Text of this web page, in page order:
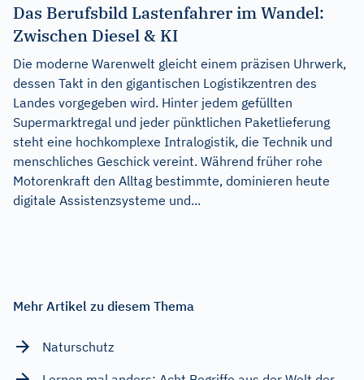
Das Berufsbild Lastenfahrer im Wandel:
Zwischen Diesel & KI
Die moderne Warenwelt gleicht einem präzisen Uhrwerk,
dessen Takt in den gigantischen Logistikzentren des
Landes vorgegeben wird. Hinter jedem gefüllten
Supermarktregal und jeder pünktlichen Paketlieferung
steht eine hochkomplexe Intralogistik, die Technik und
menschliches Geschick vereint. Während früher rohe
Motorenkraft den Alltag bestimmte, dominieren heute
digitale Assistenzsysteme und...
Mehr Artikel zu diesem Thema
Naturschutz